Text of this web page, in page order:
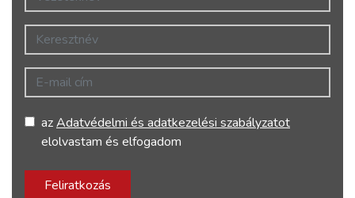
Keresztnév
E-mail cím
azAdatvédelmi és adatkezelési szabályzatot
elolvastam és elfogadom
Feliratkozás